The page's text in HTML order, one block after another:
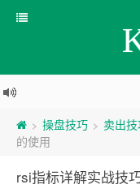
> 操盘技巧 > 卖出
的使用
rsi指标详解实战技